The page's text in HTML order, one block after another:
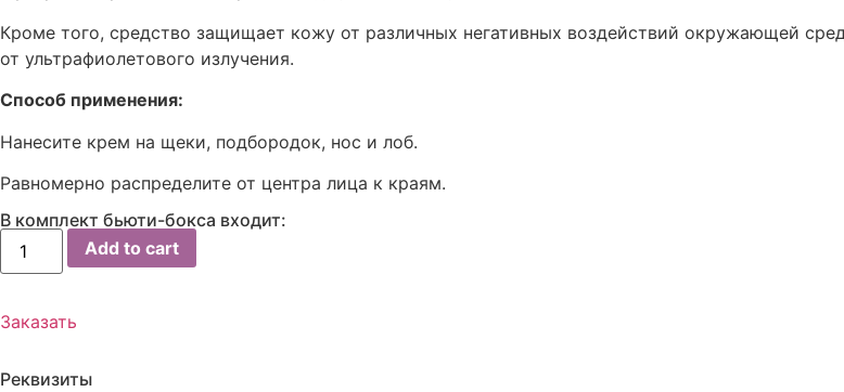
Кроме того, средство защищает кожу от различных негативных воздействий окружающей
от ультрафиолетового излучения.
Способ применения:
Нанесите крем на щеки, подбородок, нос и лоб.
Равномерно распределите от центра лица к краям.
В комплект бьюти-бокса входит:
Крем
DD
Caicui
Add to cart
Заказать
Реквизиты